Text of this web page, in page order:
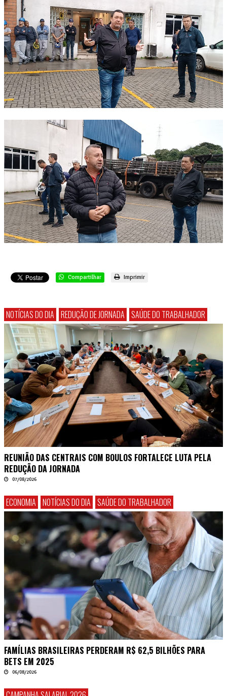
Compartilhar Imprimir
NOTÍCIAS DO DIA REDUÇÃO DE JORNADA SAÚDE DO TRABALHADOR
REUNIÃO DAS CENTRAIS COM BOULOS FORTALECE LUTA PELA
REDUÇÃO DA JORNADA
07/08/2026
ECONOMIA NOTÍCIAS DO DIA SAÚDE DO TRABALHADOR
FAMÍLIAS BRASILEIRAS PERDERAM R$ 62,5 BILHÕES PARA
BETS EM 2025
06/08/2026